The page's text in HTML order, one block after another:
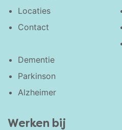
Locaties
Contact
Dementie
Parkinson
Alzheimer
Werken bij